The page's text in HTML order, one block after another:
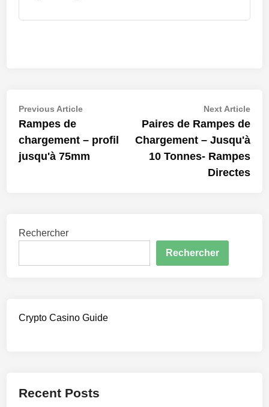
Navigation
de
l’article
Previous ArticlePrevious
Rampes de
chargement – profil
jusqu'à 75mm
Next ArticleNext
Paires de Rampes de
Chargement – Jusqu'à
10 Tonnes- Rampes
Directes
Rechercher
Rechercher
Crypto Casino Guide
Recent Posts